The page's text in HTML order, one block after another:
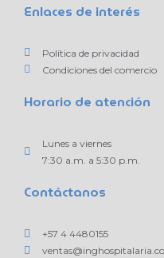
Enlaces de interés
Política de privacidad
Condiciones del comercio
Horario de atención
Lunes a viernes
7:30 a.m. a 5:30 p.m.
Contáctanos
+57 4 4480155